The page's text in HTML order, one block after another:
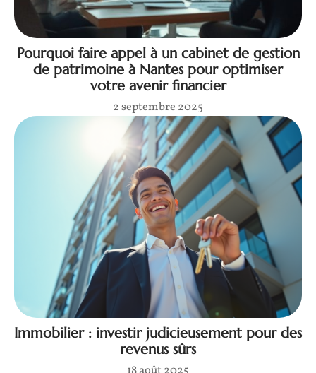
Pourquoi faire appel à un cabinet de gestion
de patrimoine à Nantes pour optimiser
votre avenir financier
2 septembre 2025
Immobilier : investir judicieusement pour des
revenus sûrs